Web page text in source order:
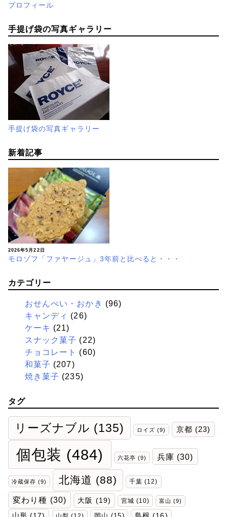
プロフィール
手提げ袋の写真ギャラリー
手提げ袋の写真ギャラリー
新着記事
2026年5月22日
モロゾフ「ファヤージュ」3年前と比べると・・・
カテゴリー
おせんべい・おかき (96)
キャンディ (26)
ケーキ (21)
スナック菓子 (22)
チョコレート
(60)
和菓子 (207)
焼き菓子 (235)
タグ
リーズナブル (135) ロイズ (9) 京都 (23)
個包装 (484) 六花亭 (9) 兵庫 (30)
冷蔵保存 (9) 北海道 (88) 千葉 (12)
変わり種 (30) 大阪 (19) 宮城 (10) 富山 (9)